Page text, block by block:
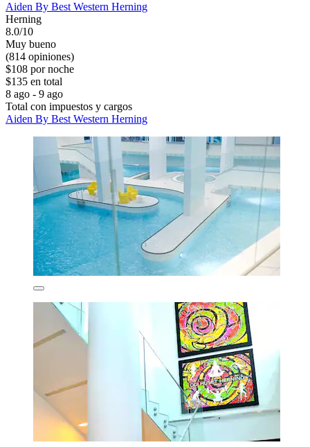
Aiden By Best Western Herning
Herning
8.0/10
Muy bueno
(814 opiniones)
$108 por noche
$135 en total
8 ago - 9 ago
Total con impuestos y cargos
Aiden By Best Western Herning